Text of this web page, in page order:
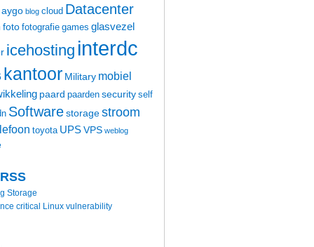
aygo blog cloud Datacenter
foto fotografie games glasvezel
icehosting interdc
kantoor Military mobiel
paard paarden security self
Softwarestoragestroom
toyota UPSVPS weblog
Storage
critical Linux vulnerability